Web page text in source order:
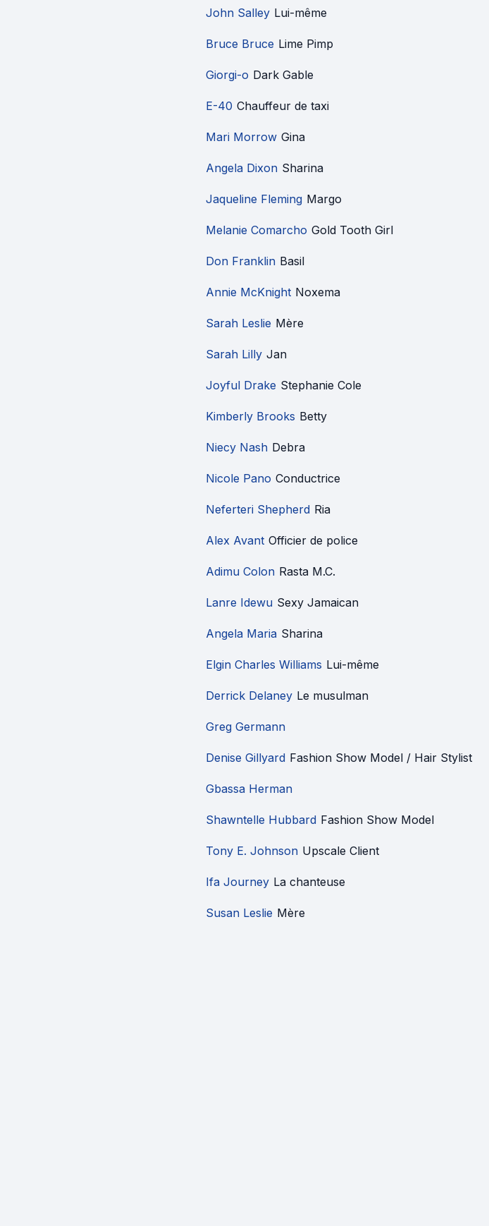
John Salley Lui-même
Bruce Bruce Lime Pimp
Giorgi-o Dark Gable
E-40 Chauffeur de taxi
Mari Morrow Gina
Angela Dixon Sharina
Jaqueline Fleming Margo
Melanie Comarcho Gold Tooth Girl
Don Franklin Basil
Annie McKnight Noxema
Sarah Leslie Mère
Sarah Lilly Jan
Joyful Drake Stephanie Cole
Kimberly Brooks Betty
Niecy Nash Debra
Nicole Pano Conductrice
Neferteri Shepherd Ria
Alex Avant Officier de police
Adimu Colon Rasta M.C.
Lanre Idewu Sexy Jamaican
Angela Maria Sharina
Elgin Charles Williams Lui-même
Derrick Delaney Le musulman
Greg Germann
Denise Gillyard Fashion Show Model / Hair Stylist
Gbassa Herman
Shawntelle Hubbard Fashion Show Model
Tony E. Johnson Upscale Client
Ifa Journey La chanteuse
Susan Leslie Mère